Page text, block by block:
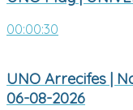
00:00:30
UNO Arrecifes |
06-08-2026